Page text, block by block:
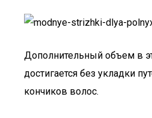
Дополнительный объем в
достигается без укладки
кончиков волос.